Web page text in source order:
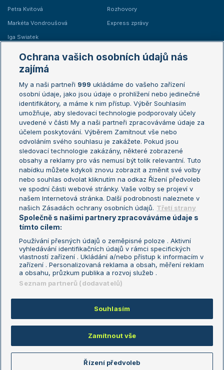
Petra Kvitová
Markéta Vondroušová
Iga Swiatek
Rozhovory
Express zprávy
Žebříčky
Žebříček ATP (muži)
Žebříček WTA (ženy)
Sázkařský žebříček
Australian Open
French Open
Wimbledon
US Open
Turnaj mistrů
Turnaj mistryň
Aktualní trendy
Fotbalové přestupy
Livesport Daily
LS Prague Open
Podmínky užití
Nastavení soukromí
GDPR a žurnalistika
Reklama
Kontakt
Informace o zpracování osobních
údajů
Copyright © 2008-2026 TenisPortal.cz. Využíváme zpravodajství ČTK.
Ochrana vašich osobních údajů nás
zajímá
My a naši partneři 999 ukládáme do vašeho zařízení
osobní údaje, jako jsou údaje o prohlížení nebo jedinečné
identifikátory, a máme k nim přístup. Výběr Souhlasím
umožňuje, aby sledovací technologie podporovaly účely
uvedené v části My a naši partneři zpracováváme údaje za
účelem poskytování. Výběrem Zamítnout vše nebo
odvoláním svého souhlasu je zakážete. Pokud jsou
sledovací technologie zakázány, některé zobrazené
obsahy a reklamy pro vás nemusí být tolik relevantní. Tuto
nabídku můžete kdykoli znovu zobrazit a změnit své volby
nebo souhlas odvolat kliknutím na odkaz Řízení předvoleb
ve spodní části webové stránky. Vaše volby se projeví v
našem Internetová stránka. Další podrobnosti naleznete v
našich Zásadách ochrany osobních údajů. Třetí strany
Společně s našimi partnery zpracováváme údaje s
tímto cílem:
Používání přesných údajů o zeměpisné poloze . Aktivní
vyhledávání identifikačních údajů v rámci specifických
vlastností zařízení . Ukládání a/nebo přístup k informacím v
zařízení . Personalizovaná reklama a obsah, měření reklam
a obsahu, průzkum publika a rozvoj služeb .
Seznam partnerů (dodavatelů)
Souhlasím
Zamítnout vše
Řízení předvoleb